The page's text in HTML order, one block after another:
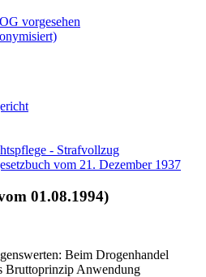
vorgesehen
- Strafvollzug
vom 21. Dezember 1937
01.08.1994)
Beim Drogenhandel
Bruttoprinzip Anwendung